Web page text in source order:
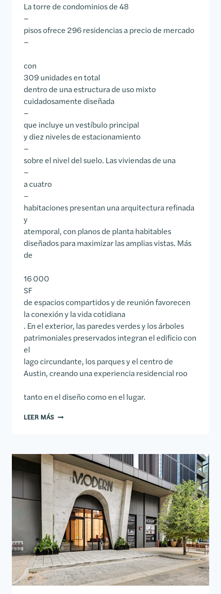
La torre de condominios de 48
–
pisos ofrece 296 residencias a precio de mercado
–
con
309 unidades en total
dentro de una estructura de uso mixto
cuidadosamente diseñada
–
que incluye un vestíbulo principal
y diez niveles de estacionamiento
–
sobre el nivel del suelo. Las viviendas de una
–
a cuatro
–
habitaciones presentan una arquitectura refinada
y
atemporal, con planos de planta habitables
diseñados para maximizar las amplias vistas. Más
de
16 000
SF
de espacios compartidos y de reunión favorecen
la conexión y la vida cotidiana
. En el exterior, las paredes verdes y los árboles
patrimoniales preservados integran el edificio con
el
lago circundante, los parques y el centro de
Austin, creando una experiencia residencial roo
tanto en el diseño como en el lugar.
LEER MÁS CONDOMINIOS 44 EAST AVE